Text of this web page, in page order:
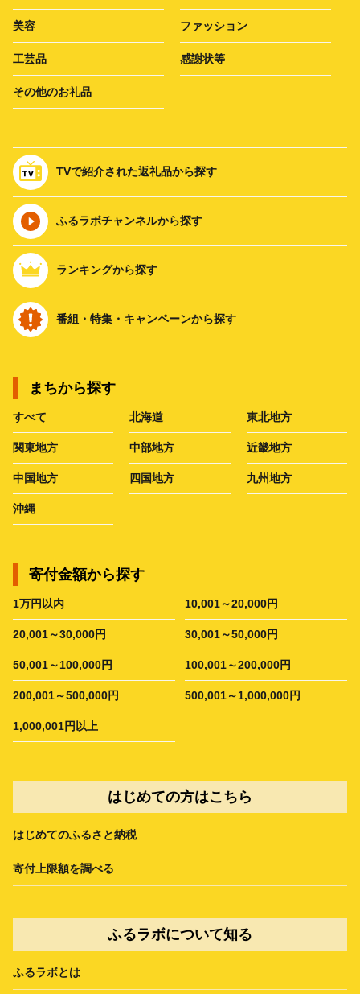
美容 ファッション
工芸品 感謝状等
その他のお礼品
TVで紹介された返礼品から探す
ふるラボチャンネルから探す
ランキングから探す
番組・特集・キャンペーンから探す
まちから探す
すべて 北海道 東北地方
関東地方 中部地方 近畿地方
中国地方 四国地方 九州地方
沖縄
寄付金額から探す
1万円以内 10,001～20,000円
20,001～30,000円 30,001～50,000円
50,001～100,000円 100,001～200,000円
200,001～500,000円 500,001～1,000,000円
1,000,001円以上
はじめての方はこちら
はじめてのふるさと納税
寄付上限額を調べる
ふるラボについて知る
ふるラボとは